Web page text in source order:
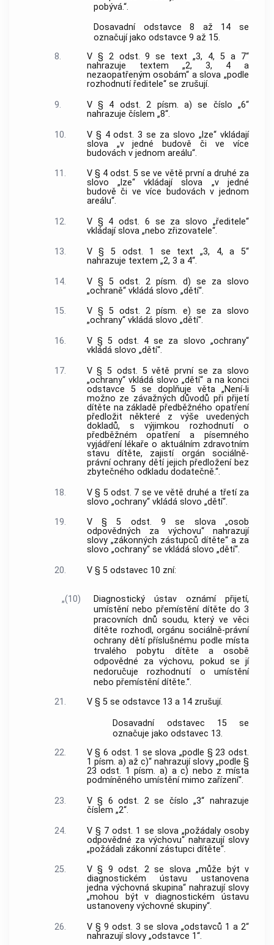
pobývá.“.
Dosavadní odstavce 8 až 14 se
označují jako odstavce 9 až 15.
8.
V § 2 odst. 9 se text „3, 4, 5 a 7“
nahrazuje textem „2, 3, 4 a
nezaopatřeným osobám“ a slova „podle
rozhodnutí ředitele“ se zrušují.
9.
V § 4 odst. 2 písm. a) se číslo „6“
nahrazuje číslem „8“.
10.
V § 4 odst. 3 se za slovo „lze“ vkládají
slova „v jedné budově či ve více
budovách v jednom areálu“.
11.
V § 4 odst. 5 se ve větě první a druhé za
slovo „lze“ vkládají slova „v jedné
budově či ve více budovách v jednom
areálu“.
12.
V § 4 odst. 6 se za slovo „ředitele“
vkládají slova „nebo zřizovatele“.
13.
V § 5 odst. 1 se text „3, 4, a 5“
nahrazuje textem „2, 3 a 4“.
14.
V § 5 odst. 2 písm. d) se za slovo
„ochraně“ vkládá slovo „dětí“.
15.
V § 5 odst. 2 písm. e) se za slovo
„ochrany“ vkládá slovo „dětí“.
16.
V § 5 odst. 4 se za slovo „ochrany“
vkládá slovo „dětí“.
17.
V § 5 odst. 5 větě první se za slovo
„ochrany“ vkládá slovo „dětí“ a na konci
odstavce 5 se doplňuje věta „Není-li
možno ze závažných důvodů při přijetí
dítěte na základě předběžného opatření
předložit některé z výše uvedených
dokladů, s výjimkou rozhodnutí o
předběžném opatření a písemného
vyjádření lékaře o aktuálním zdravotním
stavu dítěte, zajistí orgán sociálně-
právní ochrany dětí jejich předložení bez
zbytečného odkladu dodatečně.“.
18.
V § 5 odst. 7 se ve větě druhé a třetí za
slovo „ochrany“ vkládá slovo „dětí“.
19.
V § 5 odst. 9 se slova „osob
odpovědných za výchovu“ nahrazují
slovy „zákonných zástupců dítěte“ a za
slovo „ochrany“ se vkládá slovo „dětí“.
20.
V § 5 odstavec 10 zní:
„(10)
Diagnostický ústav oznámí přijetí,
umístění nebo přemístění dítěte do 3
pracovních dnů soudu, který ve věci
dítěte rozhodl, orgánu sociálně-právní
ochrany dětí příslušnému podle místa
trvalého pobytu dítěte a osobě
odpovědné za výchovu, pokud se jí
nedoručuje rozhodnutí o umístění
nebo přemístění dítěte.“.
21.
V § 5 se odstavce 13 a 14 zrušují.
Dosavadní odstavec 15 se
označuje jako odstavec 13.
22.
V § 6 odst. 1 se slova „podle § 23 odst.
1 písm. a) až c)“ nahrazují slovy „podle §
23 odst. 1 písm. a) a c) nebo z místa
podmíněného umístění mimo zařízení“.
23.
V § 6 odst. 2 se číslo „3“ nahrazuje
číslem „2“.
24.
V § 7 odst. 1 se slova „požádaly osoby
odpovědné za výchovu“ nahrazují slovy
„požádali zákonní zástupci dítěte“.
25.
V § 9 odst. 2 se slova „může být v
diagnostickém ústavu ustanovena
jedna výchovná skupina“ nahrazují slovy
„mohou být v diagnostickém ústavu
ustanoveny výchovné skupiny“.
26.
V § 9 odst. 3 se slova „odstavců 1 a 2“
nahrazují slovy „odstavce 1“.